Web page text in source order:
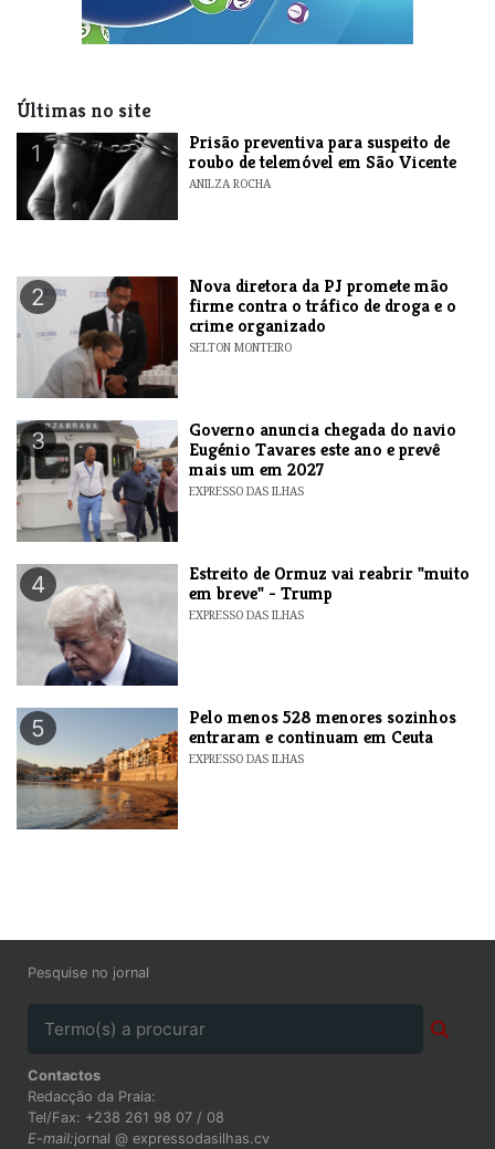
Últimas no site
1
Prisão preventiva para suspeito de
roubo de telemóvel em São Vicente
ANILZA ROCHA
2
Nova diretora da PJ promete mão
firme contra o tráfico de droga e o
crime organizado
SELTON MONTEIRO
3
Governo anuncia chegada do navio
Eugénio Tavares este ano e prevê
mais um em 2027
EXPRESSO DAS ILHAS
4
Estreito de Ormuz vai reabrir "muito
em breve" - Trump
EXPRESSO DAS ILHAS
5
Pelo menos 528 menores sozinhos
entraram e continuam em Ceuta
EXPRESSO DAS ILHAS
Pesquise no jornal
Contactos
Redacção da Praia:
Tel/Fax: +238 261 98 07 / 08
E-mail:jornal @ expressodasilhas.cv